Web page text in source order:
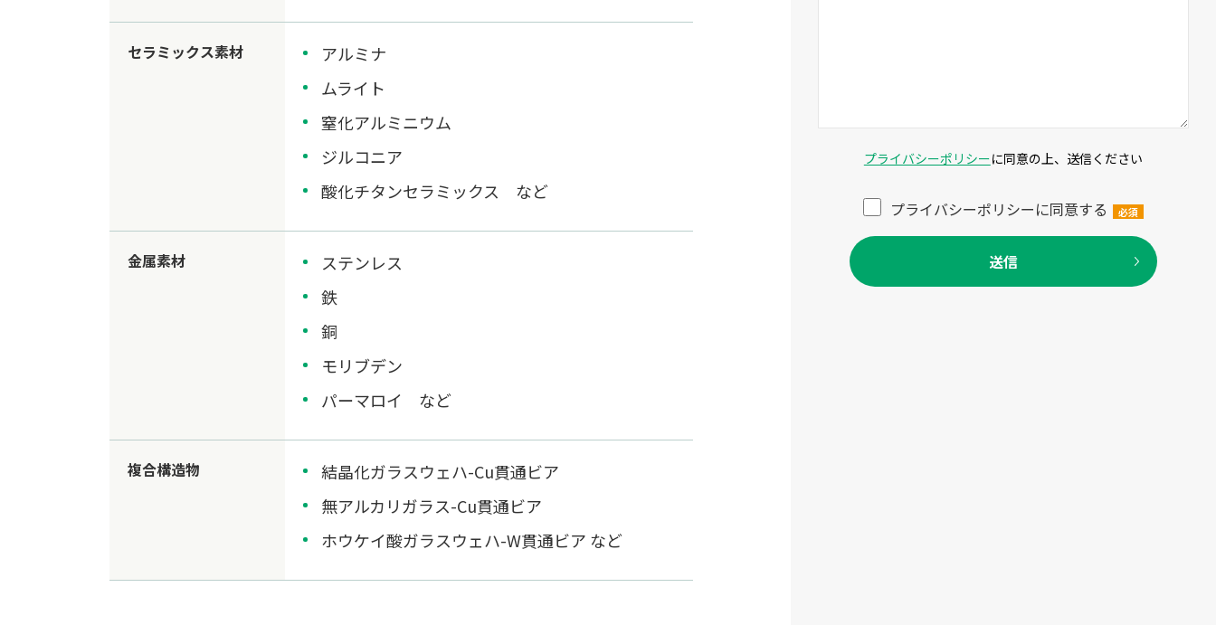
セラミックス素材
アルミナ
ムライト
窒化アルミニウム
ジルコニア
酸化チタンセラミックス など
金属素材
ステンレス
鉄
銅
モリブデン
パーマロイ など
複合構造物
結晶化ガラスウェハ-Cu貫通ビア
無アルカリガラス-Cu貫通ビア
ホウケイ酸ガラスウェハ-W貫通ビア など
プライバシーポリシーに同意の上、送信ください
プライバシーポリシーに同意する